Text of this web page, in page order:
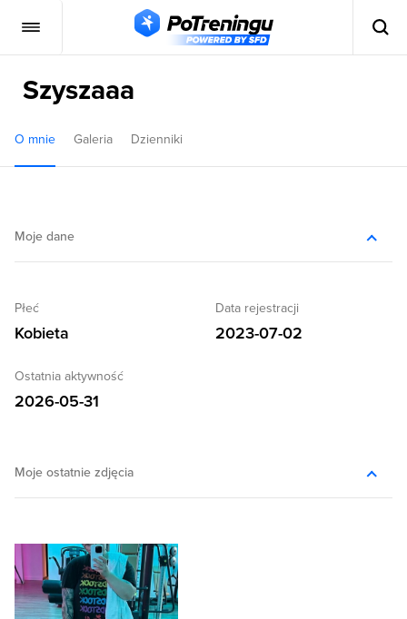
Szyszaaa
O mnie Galeria Dzienniki
Moje dane
Płeć
Kobieta
Data rejestracji
2023-07-02
Ostatnia aktywność
2026-05-31
Moje ostatnie zdjęcia